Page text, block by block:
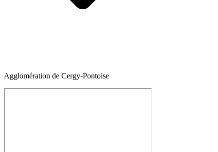
Agglomération de Cergy-Pontoise